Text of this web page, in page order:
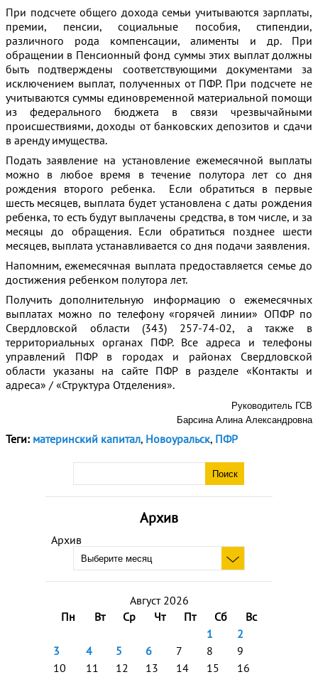
Архив
Архив
Август 2026
Пн
Вт Ср Чт Пт Сб
Вс
1
2
3
4 5 6 7 8
9
10
11 12 13 14 15 16
При подсчете общего дохода семьи учитываются зарплаты,
премии, пенсии, социальные пособия, стипендии,
различного рода компенсации, алименты и др. При
обращении в Пенсионный фонд суммы этих выплат должны
быть подтверждены соответствующими документами за
исключением выплат, полученных от ПФР. При подсчете не
учитываются суммы единовременной материальной помощи
из федерального бюджета в связи чрезвычайными
происшествиями, доходы от банковских депозитов и сдачи
в аренду имущества.
Подать заявление на установление ежемесячной выплаты
можно в любое время в течение полутора лет со дня
рождения второго ребенка. Если обратиться в первые
шесть месяцев, выплата будет установлена с даты рождения
ребенка, то есть будут выплачены средства, в том числе, и за
месяцы до обращения. Если обратиться позднее шести
месяцев, выплата устанавливается со дня подачи заявления.
Напомним, ежемесячная выплата предоставляется семье до
достижения ребенком полутора лет.
Получить дополнительную информацию о ежемесячных
выплатах можно по телефону «горячей линии» ОПФР по
Свердловской области (343) 257-74-02, а также в
территориальных органах ПФР. Все адреса и телефоны
управлений ПФР в городах и районах Свердловской
области указаны на сайте ПФР в разделе «Контакты и
адреса» / «Структура Отделения».
Руководитель ГСВ
Барсина Алина Александровна
Теги: материнский капитал, Новоуральск, ПФР